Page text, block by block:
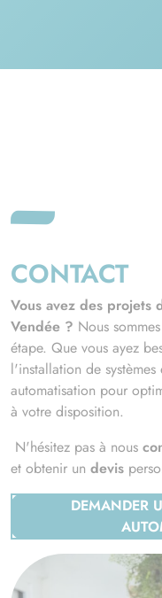
CONTACT
Vous avez des projets
Vendée ? Nous
étape. Que vous ayez
l'installation de
automatisation pour
à votre disposition.
N'hésitez pas à nous
et obtenir un devis
DEMANDER